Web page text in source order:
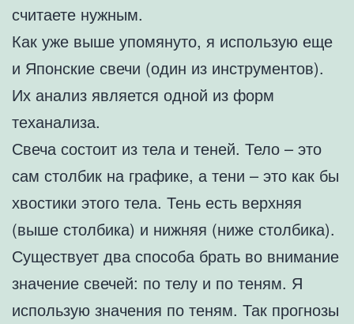
считаете нужным.
Как уже выше упомянуто, я использую еще
и Японские свечи (один из инструментов).
Их анализ является одной из форм
теханализа.
Свеча состоит из тела и теней. Тело – это
сам столбик на графике, а тени – это как бы
хвостики этого тела. Тень есть верхняя
(выше столбика) и нижняя (ниже столбика).
Существует два способа брать во внимание
значение свечей: по телу и по теням. Я
использую значения по теням. Так прогнозы